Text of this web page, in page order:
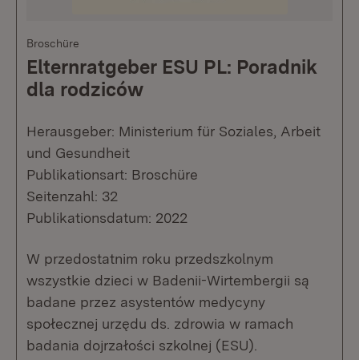
Broschüre
Elternratgeber ESU PL: Poradnik
dla rodziców
Herausgeber: Ministerium für Soziales, Arbeit
und Gesundheit
Publikationsart: Broschüre
Seitenzahl: 32
Publikationsdatum: 2022
W przedostatnim roku przedszkolnym
wszystkie dzieci w Badenii-Wirtembergii są
badane przez asystentów medycyny
społecznej urzędu ds. zdrowia w ramach
badania dojrzałości szkolnej (ESU).